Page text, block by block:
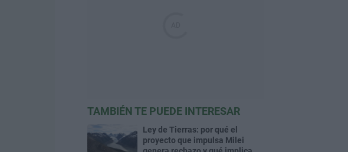
TAMBIÉN TE PUEDE INTERESAR
Ley de Tierras: por qué el
proyecto que impulsa Milei